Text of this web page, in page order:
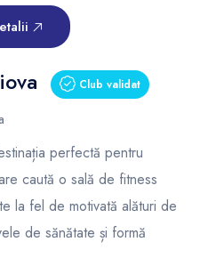
Club validat
perfectă pentru
caută o sală de fitness
la fel de motivată alături de
de sănătate și formă